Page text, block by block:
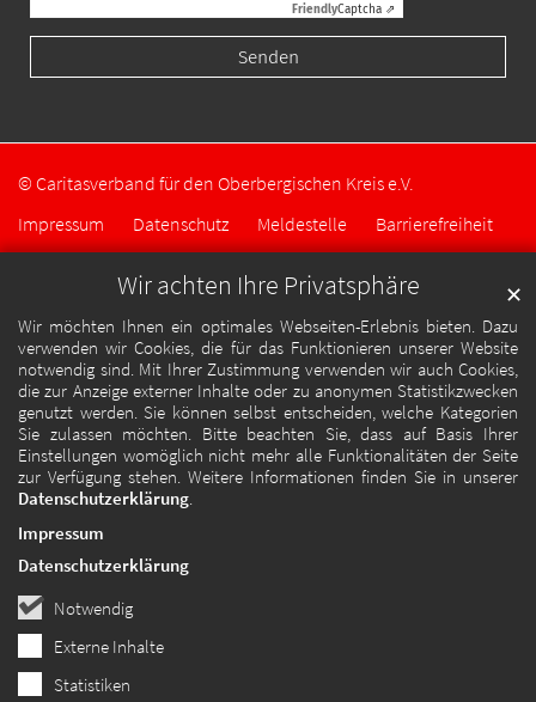
Wir achten Ihre Privatsphäre
Wir möchten Ihnen ein optimales Webseiten-Erlebnis bieten. Dazu
verwenden wir Cookies, die für das Funktionieren unserer Website
notwendig sind. Mit Ihrer Zustimmung verwenden wir auch Cookies,
die zur Anzeige externer Inhalte oder zu anonymen Statistikzwecken
genutzt werden. Sie können selbst entscheiden, welche Kategorien
Sie zulassen möchten. Bitte beachten Sie, dass auf Basis Ihrer
Einstellungen womöglich nicht mehr alle Funktionalitäten der Seite
zur Verfügung stehen. Weitere Informationen finden Sie in unserer
Datenschutzerklärung.
Notwendig
Externe Inhalte
Statistiken
✕
Impressum
Datenschutzerklärung
FriendlyCaptcha ⇗
© Caritasverband für den Oberbergischen Kreis e.V.
Impressum
Datenschutz Meldestelle Barrierefreiheit